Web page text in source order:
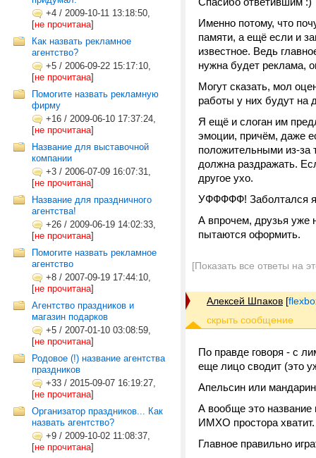
+4 / 2009-10-11 13:18:50,
[не прочитана]
Как назвать рекламное
агентство?
+5 / 2006-09-22 15:17:10,
[не прочитана]
Помогите назвать рекламную
фирму
+16 / 2009-06-10 17:37:24,
[не прочитана]
Название для выставочной
компании
+3 / 2006-07-09 16:07:31,
[не прочитана]
Название для праздничного
агентства!
+26 / 2009-06-19 14:02:33,
[не прочитана]
Помогите назвать рекламное
агентство
+8 / 2007-09-19 17:44:10,
[не прочитана]
Агентство праздников и
магазин подарков
+5 / 2007-01-10 03:08:59,
[не прочитана]
Родовое (!) название агентства
праздников
+33 / 2015-09-07 16:19:27,
[не прочитана]
Организатор праздников... Как
назвать агентство?
+9 / 2009-10-02 11:08:37,
[не прочитана]
Именно потому, что
памяти, а ещё если и
известное. Ведь
нужна будет реклама,
Могут сказать, мол
работы у них будут на
Я ещё и слоган им
эмоции, причём, даже
положительными из-за
должна раздражать.
другое ухо.
УФФФФФ! Заболтался
А впрочем, друзья уже
пытаются оформить.
[Показать все ответы на
Алексей Шпаков [
По правде говоря - с
еще лицо сводит (это
Апельсин или
А вообще это
ИМХО простора хватит.
Главное правильно